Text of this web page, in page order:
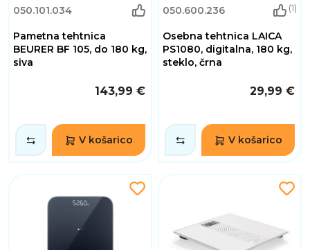
050.101.034
Pametna tehtnica
BEURER BF 105, do 180 kg,
siva
143,99 €
V košarico
050.600.236 (1)
Osebna tehtnica LAICA
PS1080, digitalna, 180 kg,
steklo, črna
29,99 €
V košarico